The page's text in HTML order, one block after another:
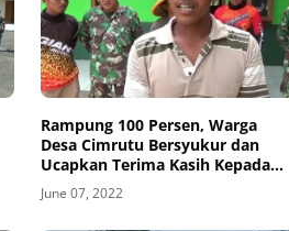
Rampung 100 Persen, Warga
Desa Cimrutu Bersyukur dan
Ucapkan Terima Kasih Kepada
TNI
June 07, 2022